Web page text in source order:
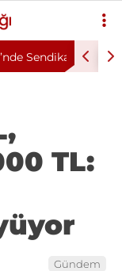
Vesayet
TL:
Gündem